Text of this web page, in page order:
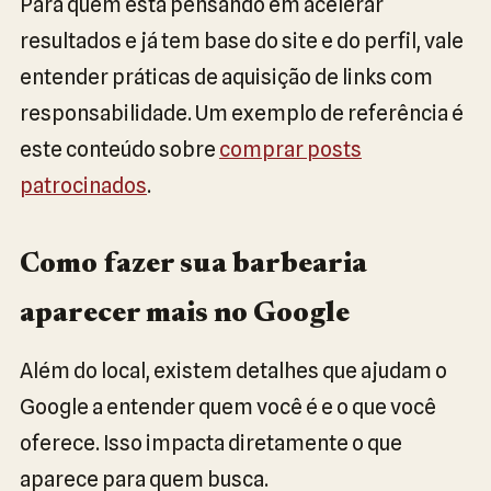
resultados e já tem base do site e do perfil, vale
entender práticas de aquisição de links com
responsabilidade. Um exemplo de referência é
este conteúdo sobre comprar posts
patrocinados.
Como fazer sua barbearia
aparecer mais no Google
Além do local, existem detalhes que ajudam o
Google a entender quem você é e o que você
oferece. Isso impacta diretamente o que
aparece para quem busca.